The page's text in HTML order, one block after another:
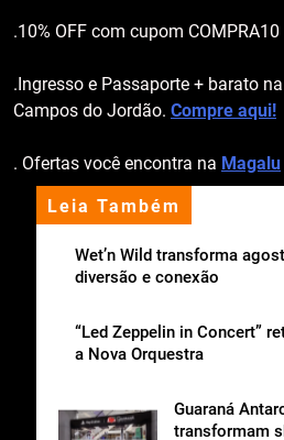
Leia Também
Wet’n Wild transforma
diversão e conexão
“Led Zeppelin in Concert”
a Nova Orquestra
Guaraná
transformam
.10% OFF com cupom COMPRA10
.Ingresso e Passaporte + barato na
Campos do Jordão. Compre aqui!
. Ofertas você encontra na Magalu
apoio